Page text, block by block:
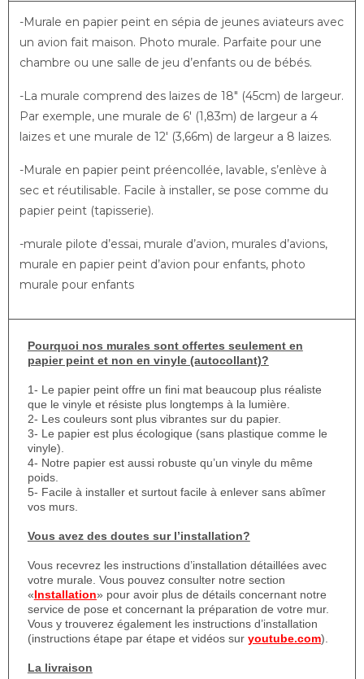
-Murale en papier peint en sépia de jeunes aviateurs avec
un avion fait maison. Photo murale. Parfaite pour une
chambre ou une salle de jeu d’enfants ou de bébés.
-La murale comprend des laizes de 18″ (45cm) de largeur.
Par exemple, une murale de 6′ (1,83m) de largeur a 4
laizes et une murale de 12′ (3,66m) de largeur a 8 laizes.
-Murale en papier peint préencollée, lavable, s’enlève à
sec et réutilisable. Facile à installer, se pose comme du
papier peint (tapisserie).
-murale pilote d’essai, murale d’avion, murales d’avions,
murale en papier peint d’avion pour enfants, photo
murale pour enfants
Pourquoi nos murales sont offertes seulement en
papier peint et non en vinyle (autocollant)?
1- Le papier peint offre un fini mat beaucoup plus réaliste
que le vinyle et résiste plus longtemps à la lumière.
2- Les couleurs sont plus vibrantes sur du papier.
3- Le papier est plus écologique (sans plastique comme le
vinyle).
4- Notre papier est aussi robuste qu’un vinyle du même
poids.
5- Facile à installer et surtout facile à enlever sans abîmer
vos murs.
Vous avez des doutes sur l’installation?
Vous recevrez les instructions d’installation détaillées avec
votre murale. Vous pouvez consulter notre section
«Installation» pour avoir plus de détails concernant notre
service de pose et concernant la préparation de votre mur.
Vous y trouverez également les instructions d’installation
(instructions étape par étape et vidéos sur youtube.com).
La livraison